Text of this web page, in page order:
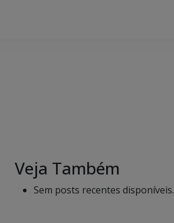
Veja Também
Sem posts recentes disponíveis.